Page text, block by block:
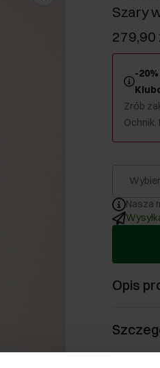
Szary
279,90
-
Zrób
Nasza
Opis